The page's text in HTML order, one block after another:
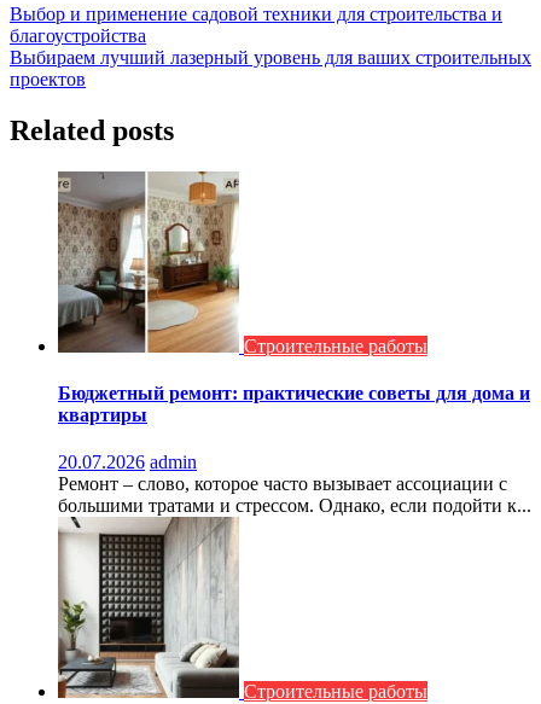
Навигация
по
записям
Выбор и применение садовой техники для строительства и
благоустройства
Выбираем лучший лазерный уровень для ваших строительных
проектов
Related posts
Строительные работы
Бюджетный ремонт: практические советы для дома и
квартиры
20.07.2026 admin
Ремонт – слово, которое часто вызывает ассоциации с
большими тратами и стрессом. Однако, если подойти к...
Строительные работы